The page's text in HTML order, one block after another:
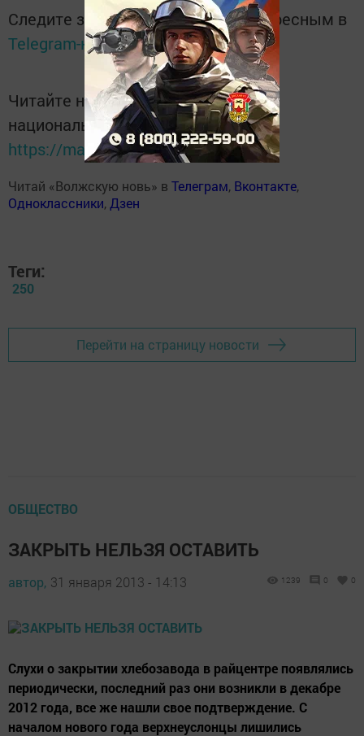
Следите за самым важным и интересным в
Telegram-каналеТатмедиа
Читайте новости Татарстана в
национальном мессенджере MАХ:
https://max.ru/tatmedia
Читай «Волжскую новь» в Телеграм, Вконтакте,
Одноклассники, Дзен
Теги:
250
Перейти на страницу новости
ОБЩЕСТВО
ЗАКРЫТЬ НЕЛЬЗЯ ОСТАВИТЬ
автор, 31 января 2013 - 14:13 1239 0 0
Слухи о закрытии хлебозавода в райцентре появлялись
периодически, последний раз они возникли в декабре
2012 года, все же нашли свое подтверждение. С
началом нового года верхнеуслонцы лишились